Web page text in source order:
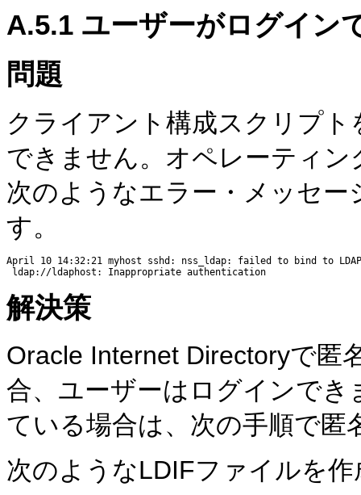
A.5.1 ユーザーがログイン
問題
クライアント構成スクリプ
できません。オペレーティ
次のようなエラー・メッセ
す。
April 10 14:32:21 myhost sshd: nss_ldap: failed to bind to
解決策
Oracle Internet Directoryで匿
合、ユーザーはログインで
ている場合は、次の手順で
次のようなLDIFファイルを